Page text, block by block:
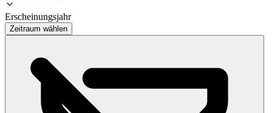
Erscheinungsjahr
Zeitraum wählen